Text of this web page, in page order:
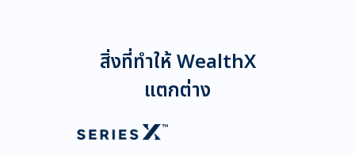
สิ่งที่ทำให้ WealthX
แตกต่าง